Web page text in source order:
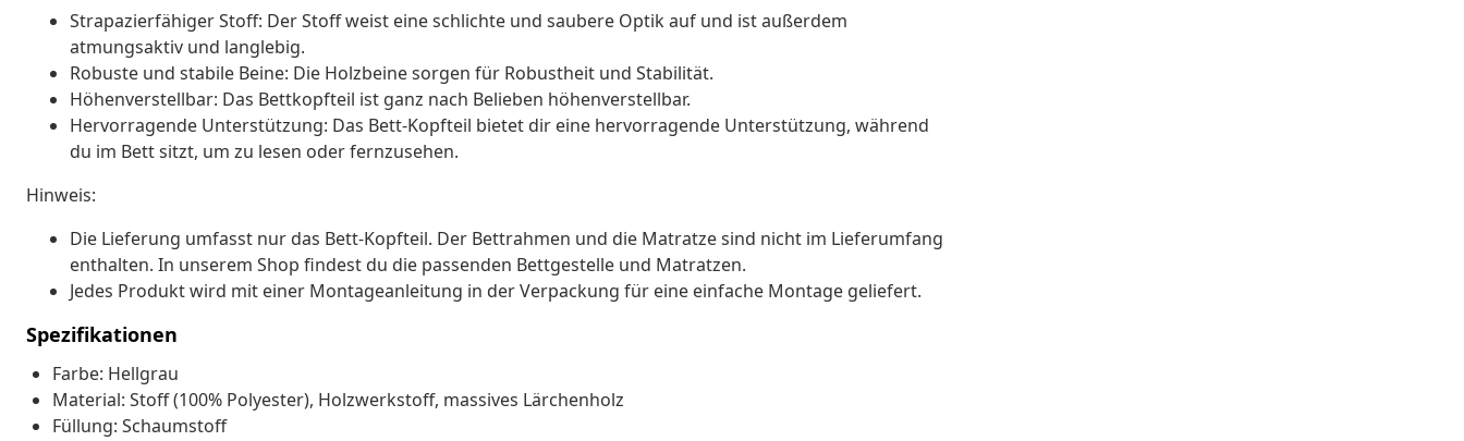
Strapazierfähiger Stoff: Der Stoff weist eine schlichte und saubere Optik auf und ist außerdem
atmungsaktiv und langlebig.
Robuste und stabile Beine: Die Holzbeine sorgen für Robustheit und Stabilität.
Höhenverstellbar: Das Bettkopfteil ist ganz nach Belieben höhenverstellbar.
Hervorragende Unterstützung: Das Bett-Kopfteil bietet dir eine hervorragende Unterstützung, während
du im Bett sitzt, um zu lesen oder fernzusehen.
Hinweis:
Die Lieferung umfasst nur das Bett-Kopfteil. Der Bettrahmen und die Matratze sind nicht im Lieferumfang
enthalten. In unserem Shop findest du die passenden Bettgestelle und Matratzen.
Jedes Produkt wird mit einer Montageanleitung in der Verpackung für eine einfache Montage geliefert.
Spezifikationen
Farbe: Hellgrau
Material: Stoff (100% Polyester), Holzwerkstoff, massives Lärchenholz
Füllung: Schaumstoff